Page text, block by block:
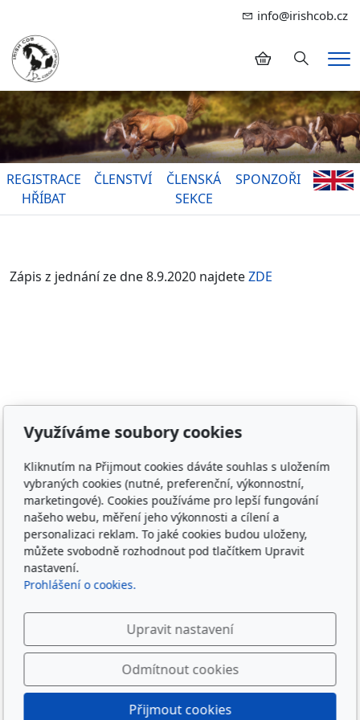
info@irishcob.cz
Hledání
REGISTRACE
HŘÍBAT
ČLENSTVÍ
ČLENSKÁ
SEKCE
SPONZOŘI
Zápis z jednání ze dne 8.9.2020 najdeteZDE
Adresa
Irish Cob the Czech Republic, z.s.
IČ 22852778
Bankovní spojení: 2001874788/2010
Kontakt
Plemenná kniha
ON-LINE
Sledujte nás
Využíváme soubory cookies
Kliknutím na Přijmout cookies dáváte souhlas s uložením
vybraných cookies (nutné, preferenční, výkonnostní,
marketingové). Cookies používáme pro lepší fungování
našeho webu, měření jeho výkonnosti a cílení a
personalizaci reklam. To jaké cookies budou uloženy,
můžete svobodně rozhodnout pod tlačítkem Upravit
nastavení.
Prohlášení o cookies.
Upravit nastavení
Odmítnout cookies
Přijmout cookies